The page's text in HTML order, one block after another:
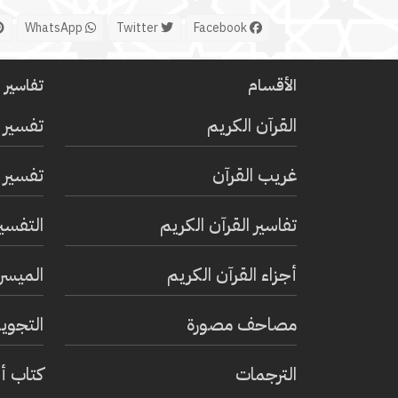
Facebook
Twitter
الأقسام
القرآن الكريم
غريب القرآن
تفاسير القرآن الكريم
أجزاء القرآن الكريم
مصاحف مصورة
الترجمات
تفسير
كتاب